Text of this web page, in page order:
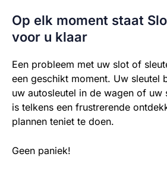
Op elk moment staat
voor u klaar
Een probleem met uw slot of
een geschikt moment. Uw sleutel
uw autosleutel in de wagen of
is telkens een frustrerende
plannen teniet te doen.
Geen paniek!